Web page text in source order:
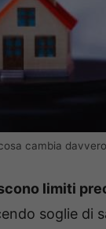
cambia
limiti
soglie di